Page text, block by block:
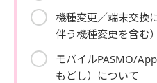
機種変更／端末交
伴う機種変更を含む）
モバイルPASMO/
もどし）について